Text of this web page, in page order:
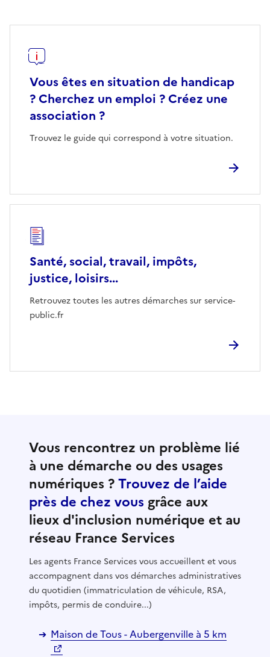
Vous êtes en situation de handicap
? Cherchez un emploi ? Créez une
association ?
Trouvez le guide qui correspond à votre situation.
Santé, social, travail, impôts,
justice, loisirs...
Retrouvez toutes les autres démarches sur service-
public.fr
Vous rencontrez un problème lié
à une démarche ou des usages
numériques ?Trouvez de l’aide
près de chez vous grâce aux
lieux d'inclusion numérique et au
réseau France Services
Les agents France Services vous accueillent et vous
accompagnent dans vos démarches administratives
du quotidien (immatriculation de véhicule, RSA,
impôts, permis de conduire...)
Maison de Tous - Aubergenville à 5 km